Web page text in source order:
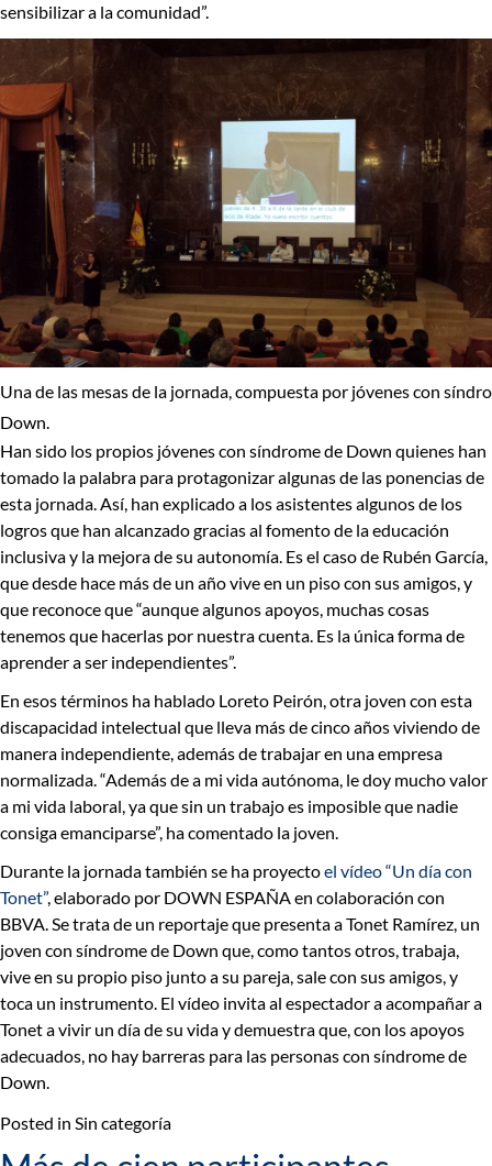
sensibilizar a la comunidad”.
Una de las mesas de la jornada, compuesta por jóvenes con
Down.
Han sido los propios jóvenes con síndrome de Down quienes han
tomado la palabra para protagonizar algunas de las ponencias de
esta jornada. Así, han explicado a los asistentes algunos de los
logros que han alcanzado gracias al fomento de la educación
inclusiva y la mejora de su autonomía. Es el caso de Rubén García,
que desde hace más de un año vive en un piso con sus amigos , y
que reconoce que “aunque algunos apoyos, muchas cosas
tenemos que hacerlas por nuestra cuenta. Es la única forma de
aprender a ser independientes”.
En esos términos ha hablado Loreto Peirón, otra joven con esta
discapacidad intelectual que lleva más de cinco años viviendo de
manera independiente, además de trabajar en una empresa
normalizada. “Además de a mi vida autónoma, le doy mucho valor
a mi vida laboral, ya que sin un trabajo es imposible que nadie
consiga emanciparse”, ha comentado la joven.
Durante la jornada también se ha proyectoel vídeo “Un día con
Tonet”, elaborado por DOWN ESPAÑA en colaboración con
BBVA. Se trata de un reportaje que presenta a Tonet Ramírez, un
joven con síndrome de Down que, como tantos otros, trabaja,
vive en su propio piso junto a su pareja, sale con sus amigos, y
toca un instrumento. El vídeo invita al espectador a acompañar a
Tonet a vivir un día de su vida y demuestra que, con los apoyos
adecuados, no hay barreras para las personas con síndrome de
Down.
Posted in Sin categoría